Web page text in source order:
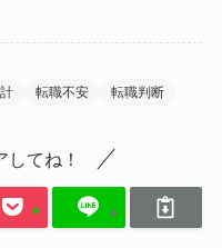
転職不安 転職判断
てね！